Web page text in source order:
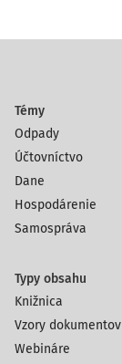
Témy
Odpady
Účtovníctvo
Dane
Hospodárenie
Samospráva
Typy obsahu
Knižnica
Vzory dokumentov
Webináre